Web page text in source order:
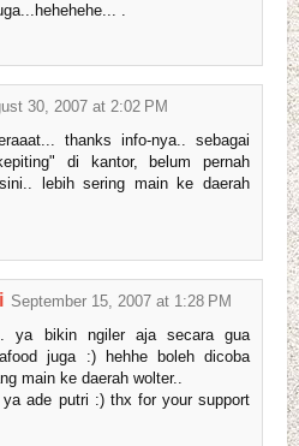
.
30, 2007 at 2:02 PM
thanks info-nya.. sebagai
di kantor, belum pernah
lebih sering main ke daerah
September 15, 2007 at 1:28 PM
ya bikin ngiler aja secara gua
juga :) hehhe boleh dicoba
main ke daerah wolter..
ya ade putri :) thx for your support